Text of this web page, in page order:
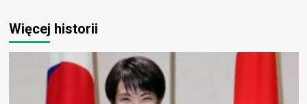
Więcej historii